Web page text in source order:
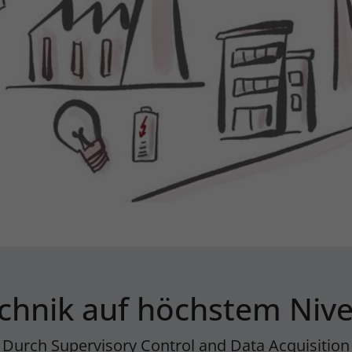
auf höchstem
Durch Supervisory Control and Data Acquisition